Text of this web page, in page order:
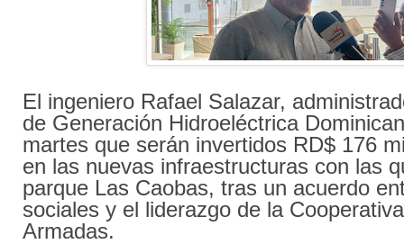
El ingeniero Rafael Salazar,
de Generación Hidroeléctrica
martes que serán invertidos RD$ 176
en las nuevas infraestructuras con las
parque Las Caobas, tras un acuerdo
sociales y el liderazgo de la
Armadas.